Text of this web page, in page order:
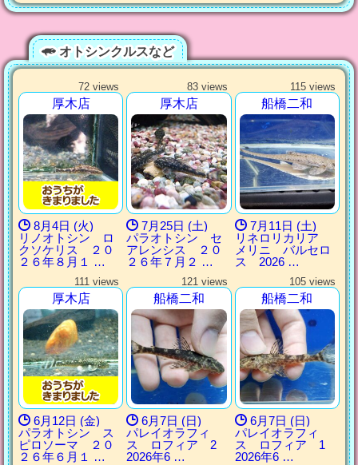
オトシンクルスなど
72 views
厚木店
8月4日 (火)
リノオトシン ロ
クソケリス ２０
２６年８月１ …
83 views
厚木店
7月25日 (土)
パラオトシン セ
アレンシス ２０
２６年７月２ …
115 views
船橋二和
7月11日 (土)
リネロリカリア
メリニ バルセロ
ス 2026 …
111 views
厚木店
6月12日 (金)
パラオトシン ス
ピロソーマ ２０
２６年６月１ …
121 views
船橋二和
6月7日 (日)
パレイオラフィ
ス ロフィア 2
2026年6 …
105 views
船橋二和
6月7日 (日)
パレイオラフィ
ス ロフィア 1
2026年6 …